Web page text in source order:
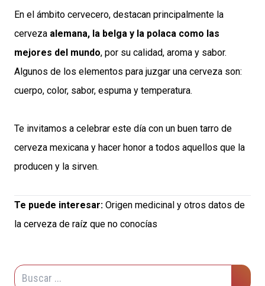
En el ámbito cervecero, destacan principalmente la
cerveza alemana, la belga y la polaca como las
mejores del mundo, por su calidad, aroma y sabor.
Algunos de los elementos para juzgar una cerveza son:
cuerpo, color, sabor, espuma y temperatura.
Te invitamos a celebrar este día con un buen tarro de
cerveza mexicana y hacer honor a todos aquellos que la
producen y la sirven.
Te puede interesar: Origen medicinal y otros datos de
la cerveza de raíz que no conocías